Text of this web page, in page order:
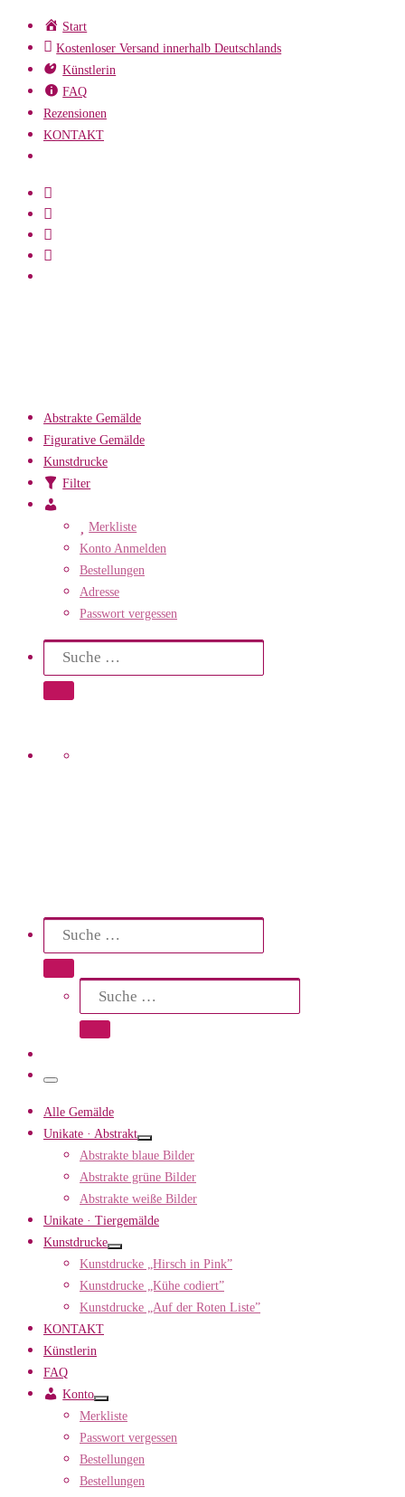
Zum
Inhalt
springen
Start
Kostenloser Versand innerhalb Deutschlands
Künstlerin
FAQ
Rezensionen
KONTAKT
Abstrakte Gemälde
Figurative Gemälde
Kunstdrucke
Filter
KontoMerkliste
Konto Anmelden
Bestellungen
Adresse
Passwort vergessen
Search
Suche
Suche …
Search
Suche
Suche …
Suche
Suche …
Menü
Alle Gemälde
Unikate · Abstrakt
Abstrakte blaue Bilder
Abstrakte grüne Bilder
Abstrakte weiße Bilder
Unikate · Tiergemälde
Kunstdrucke
Kunstdrucke „Hirsch in Pink”
Kunstdrucke „Kühe codiert”
Kunstdrucke „Auf der Roten Liste”
KONTAKT
Künstlerin
FAQ
Konto
Merkliste
Passwort vergessen
Bestellungen
Bestellungen